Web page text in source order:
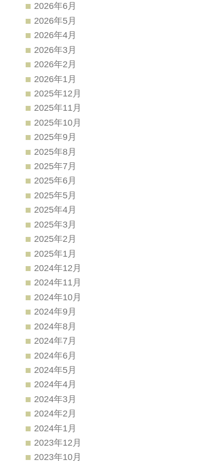
2026年6月
2026年5月
2026年4月
2026年3月
2026年2月
2026年1月
2025年12月
2025年11月
2025年10月
2025年9月
2025年8月
2025年7月
2025年6月
2025年5月
2025年4月
2025年3月
2025年2月
2025年1月
2024年12月
2024年11月
2024年10月
2024年9月
2024年8月
2024年7月
2024年6月
2024年5月
2024年4月
2024年3月
2024年2月
2024年1月
2023年12月
2023年10月